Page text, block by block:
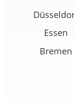
Essen
Bremen